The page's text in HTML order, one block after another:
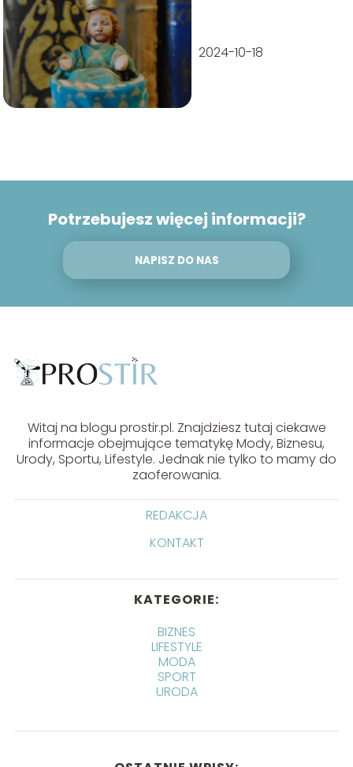
2024-10-18
Potrzebujesz więcej informacji?
NAPISZ DO NAS
Witaj na blogu prostir.pl. Znajdziesz tutaj ciekawe
informacje obejmujące tematykę Mody, Biznesu,
Urody, Sportu, Lifestyle. Jednak nie tylko to mamy do
zaoferowania.
REDAKCJA
KONTAKT
KATEGORIE:
BIZNES
LIFESTYLE
MODA
SPORT
URODA